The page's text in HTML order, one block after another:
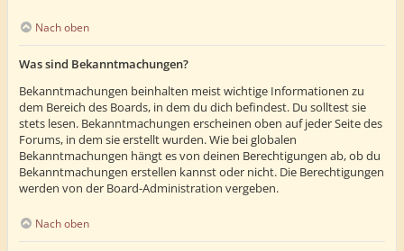
Nach oben
Was sind Bekanntmachungen?
Bekanntmachungen beinhalten meist wichtige Informationen zu
dem Bereich des Boards, in dem du dich befindest. Du solltest sie
stets lesen. Bekanntmachungen erscheinen oben auf jeder Seite des
Forums, in dem sie erstellt wurden. Wie bei globalen
Bekanntmachungen hängt es von deinen Berechtigungen ab, ob du
Bekanntmachungen erstellen kannst oder nicht. Die Berechtigungen
werden von der Board-Administration vergeben.
Nach oben